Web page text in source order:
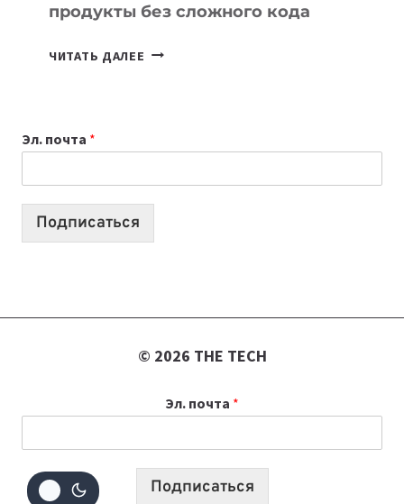
продукты без сложного кода
ЧИТАТЬ ДАЛЕЕ 7
СОЗДАВАТЬ
ПРОДУКТЫ
Эл. почта *
Подписаться
© 2026 THE TECH
Эл. почта *
Подписаться